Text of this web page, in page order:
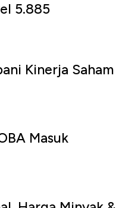
5.885
Kinerja Saham
Masuk